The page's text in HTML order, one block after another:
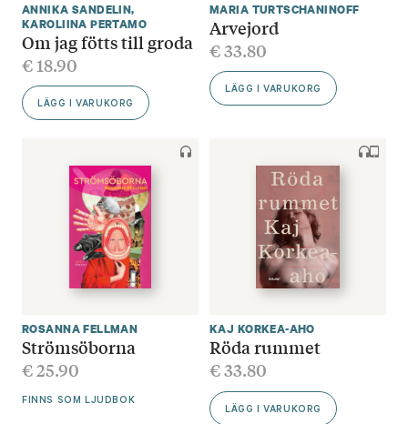
ANNIKA SANDELIN,
KAROLIINA PERTAMO
Om jag fötts till groda
€18.90
LÄGG I VARUKORG
MARIA TURTSCHANINOFF
Arvejord
€33.80
LÄGG I VARUKORG
ROSANNA FELLMAN
Strömsöborna
€25.90
FINNS SOM LJUDBOK
KAJ KORKEA-AHO
Röda rummet
€33.80
LÄGG I VARUKORG